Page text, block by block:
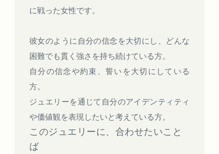
に戦った女性です。
彼女のように自分の信念を大切にし、どんな
困難でも貫く強さを持ち続けている方。
自分の信念や約束、誓いを大切にしている
方。
ジュエリーを通じて自分のアイデンティティ
や価値観を表現したいと考えている方。
このジュエリーに、合わせたいこと
ば